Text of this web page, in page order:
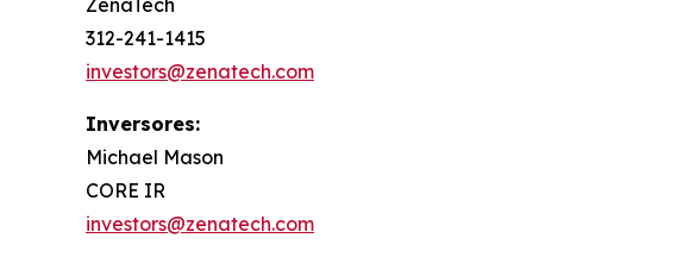
ZenaTech
312-241-1415
investors@zenatech.com
Inversores:
Michael Mason
CORE IR
investors@zenatech.com